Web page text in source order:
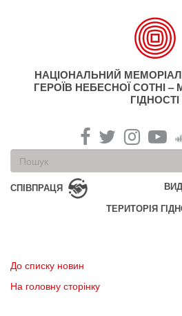
НАЦІОНАЛЬНИЙ
ГЕРОЇВ НЕБЕСНОЇ СОТНІ –
ГІДНОСТІ
Пошукова
форма
Пошук
СПІВПРАЦЯ
ТЕРИТОРІЯ
До списку новин
На головну сторінку